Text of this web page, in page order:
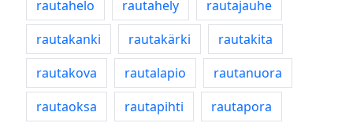
rautahelo rautahely
rautajauhe
rautakanki
rautakärki
rautakita
rautakova
rautalapio
rautanuora
rautaoksa
rautapihti
rautapora